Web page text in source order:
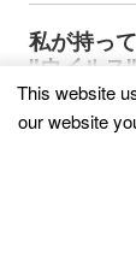
私が持っ
"ウイルス"
How
Is
This website
our website